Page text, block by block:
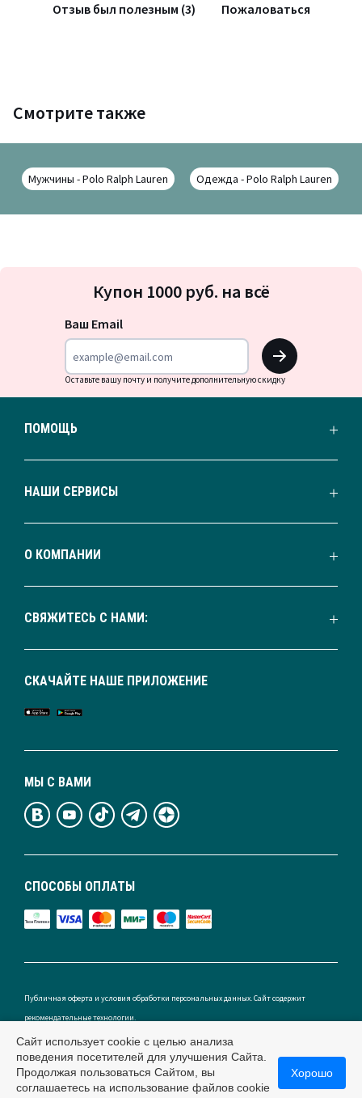
Отзыв был полезным (3) Пожаловаться
Смотрите также
Мужчины - Polo Ralph Lauren Одежда - Polo Ralph Lauren
Подписка
на
Купон 1000 руб. на всё
Ваш Email
OK
Оставьте вашу почту и получите дополнительную скидку
ПОМОЩЬ
НАШИ СЕРВИСЫ
О КОМПАНИИ
СВЯЖИТЕСЬ С НАМИ:
СПОСОБЫ ОПЛАТЫ
МЫ С ВАМИ
СКАЧАЙТЕ НАШЕ ПРИЛОЖЕНИЕ
Публичная оферта и условия обработки персональных данных. Сайт содержит
рекомендательные технологии.
Россия
Сайт использует cookie с целью анализа
поведения посетителей для улучшения Сайта.
Продолжая пользоваться Сайтом, вы
соглашаетесь на использование файлов cookie
Хорошо